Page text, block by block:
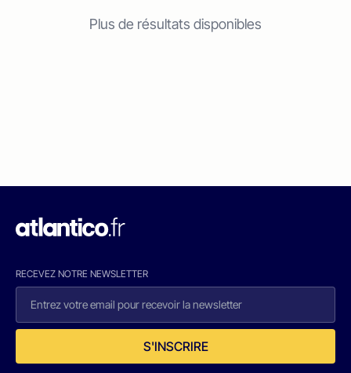
Plus de résultats disponibles
RECEVEZ NOTRE NEWSLETTER
S'INSCRIRE